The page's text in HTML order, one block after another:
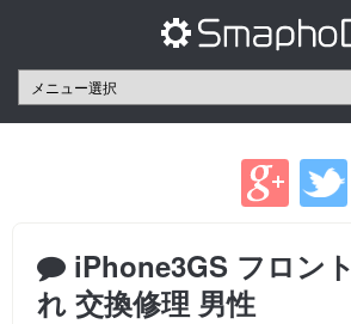
iPhone3GS フロン
れ 交換修理 男性